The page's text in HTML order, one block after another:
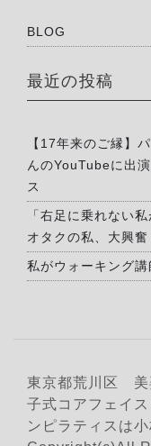
BLOG
最近の投稿
【17年来のご縁】
んのYouTubeに出
ス
「右足に乗れない
オタクの私、大興
私がウォーキング
東京都荒川区 美
子式コアフェイ
ンピラティスは